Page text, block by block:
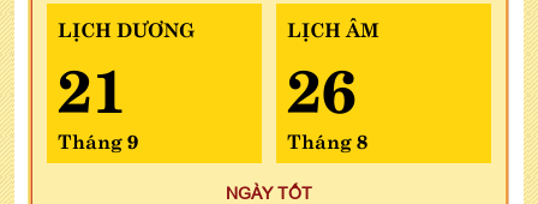
LỊCH DƯƠNG
21
Tháng 9
LỊCH ÂM
26
Tháng 8
NGÀY TỐT